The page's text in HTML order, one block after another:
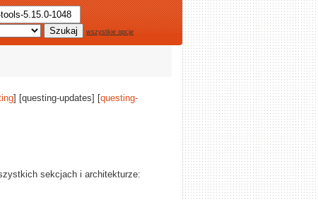
wszystkie opcje
] [questing-updates] [questing-
sekcjach i architekturze: